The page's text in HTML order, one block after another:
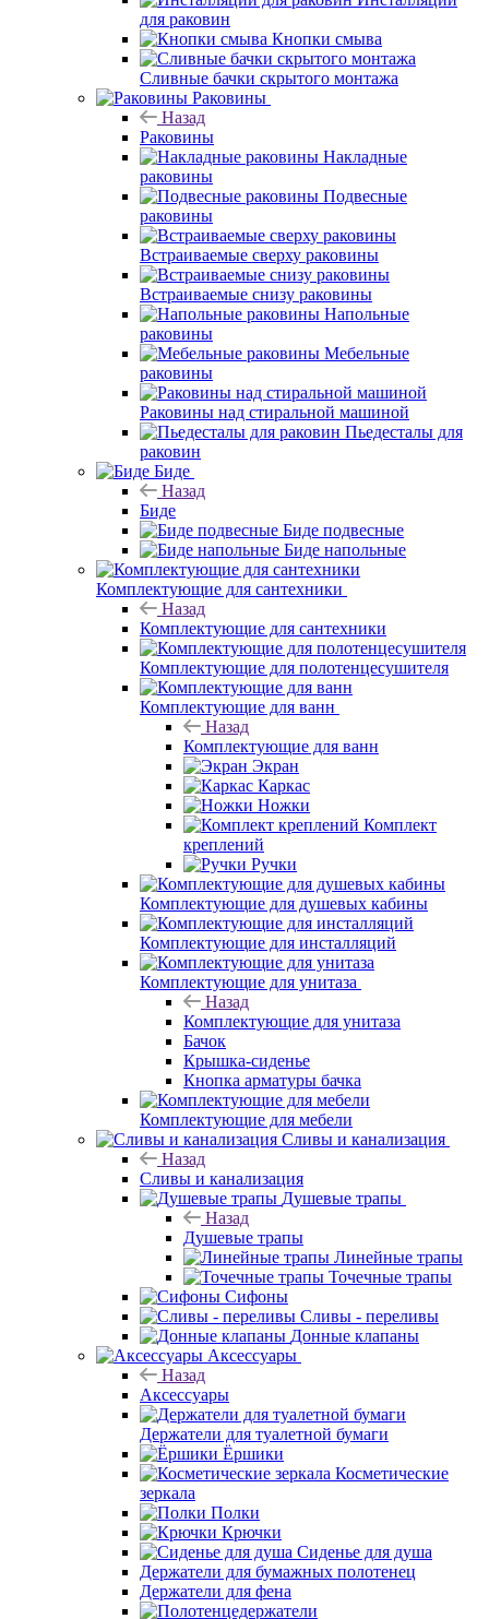
для раковин
Кнопки смыва
Сливные бачки скрытого монтажа
Раковины
Назад
Раковины
Накладные
раковины
Подвесные
раковины
Встраиваемые сверху раковины
Встраиваемые снизу раковины
Напольные
раковины
Мебельные
раковины
Раковины над стиральной машиной
Пьедесталы для
раковин
Биде
Назад
Биде
Биде подвесные
Биде напольные
Комплектующие для сантехники
Назад
Комплектующие для сантехники
Комплектующие для полотенцесушителя
Комплектующие для ванн
Назад
Комплектующие для ванн
Экран
Каркас
Ножки
Комплект
креплений
Ручки
Комплектующие для душевых кабины
Комплектующие для инсталляций
Комплектующие для унитаза
Назад
Комплектующие для унитаза
Бачок
Крышка-сиденье
Кнопка арматуры бачка
Комплектующие для мебели
Сливы и канализация
Назад
Сливы и канализация
Душевые трапы
Назад
Душевые трапы
Линейные трапы
Точечные трапы
Сифоны
Сливы - переливы
Донные клапаны
Аксессуары
Назад
Аксессуары
Держатели для туалетной бумаги
Ёршики
Косметические
зеркала
Полки
Крючки
Сиденье для душа
Держатели для бумажных полотенец
Держатели для фена